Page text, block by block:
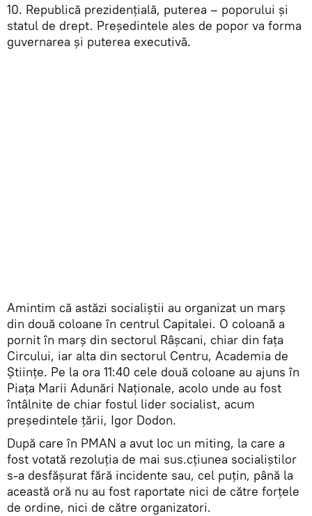
10. Republică prezidențială, puterea – poporului și
statul de drept. Președintele ales de popor va forma
guvernarea și puterea executivă.
Amintim că astăzi socialiștii au organizat un marș
din două coloane în centrul Capitalei. O coloană a
pornit în marș din sectorul Râșcani, chiar din fața
Circului, iar alta din sectorul Centru, Academia de
Științe. Pe la ora 11:40 cele două coloane au ajuns în
Piața Marii Adunări Naționale, acolo unde au fost
întâlnite de chiar fostul lider socialist, acum
președintele țării, Igor Dodon.
După care în PMAN a avut loc un miting, la care a
fost votată rezoluția de mai sus.cțiunea socialiștilor
s-a desfășurat fără incidente sau, cel puțin, până la
această oră nu au fost raportate nici de către forțele
de ordine, nici de către organizatori.